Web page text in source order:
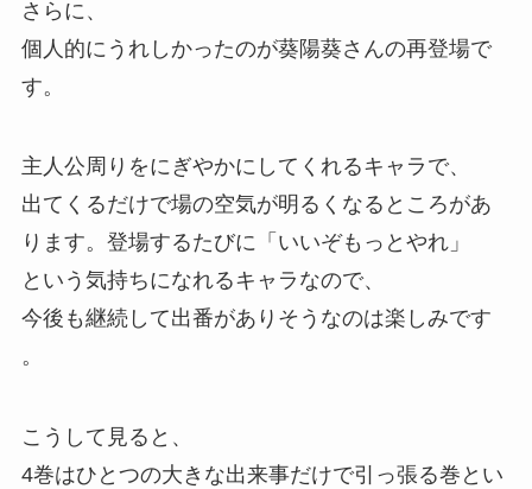
さらに、
個人的にうれしかったのが葵陽葵さんの再登場で
す。
主人公周りをにぎやかにしてくれるキャラで、
出てくるだけで場の空気が明るくなるところがあ
ります。 登場するたびに「いいぞもっとやれ」
という気持ちになれるキャラなので、
今後も継続して出番がありそうなのは楽しみです
。
こうして見ると、
4巻はひとつの大きな出来事だけで引っ張る巻とい